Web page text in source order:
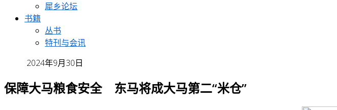
犀乡论坛
书籍
丛书
特刊与会讯
2024年9月30日
保障大马粮食安全 东马将成大马第二“米仓”